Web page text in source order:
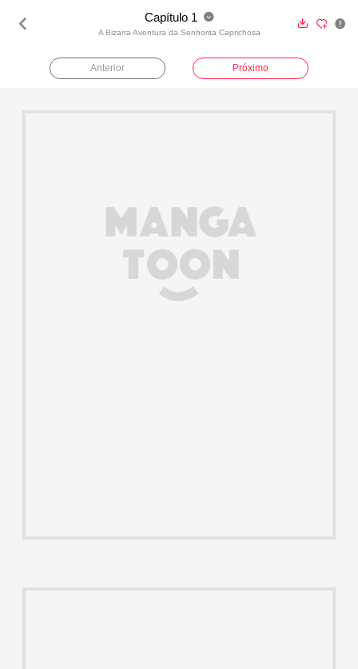
 Capítulo 1 
A Bizarra Aventura da Senhorita Caprichosa
  
Anterior Próximo